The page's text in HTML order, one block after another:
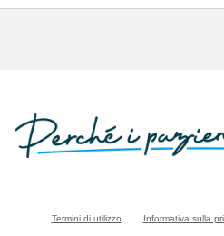
Termini di utilizzo Informativa sulla